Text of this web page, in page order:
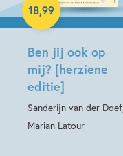
Ben jij ook op
mij? [herziene
editie]
Sanderijn van der Doef,
Marian Latour
18,99
Hardcover